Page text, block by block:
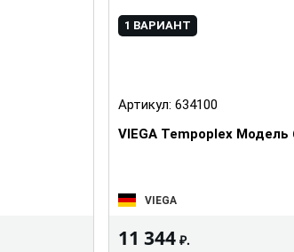
1 ВАРИАНТ
Артикул:634100
VIEGA Tempoplex Модель
VIEGA
11 344 ₽.